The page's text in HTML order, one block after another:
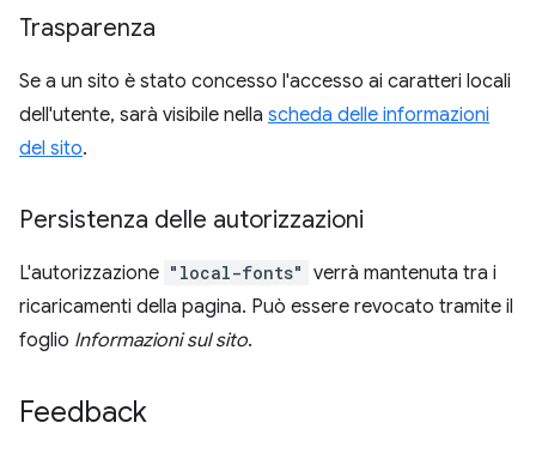
Trasparenza
Se a un sito è stato concesso l'accesso ai caratteri locali
dell'utente, sarà visibile nella scheda delle informazioni
del sito.
Persistenza delle autorizzazioni
L'autorizzazione "local-fonts" verrà mantenuta tra i
ricaricamenti della pagina. Può essere revocato tramite il
foglio Informazioni sul sito.
Feedback